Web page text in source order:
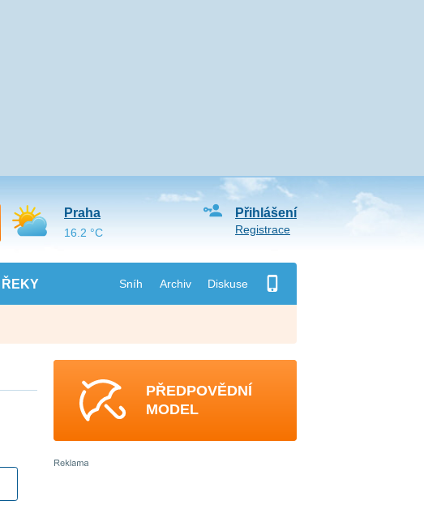
ŘEKY Sníh Archiv Diskuse
Přihlášení
Registrace
Praha
16.2 °C
PŘEDPOVĚDNÍ
MODEL